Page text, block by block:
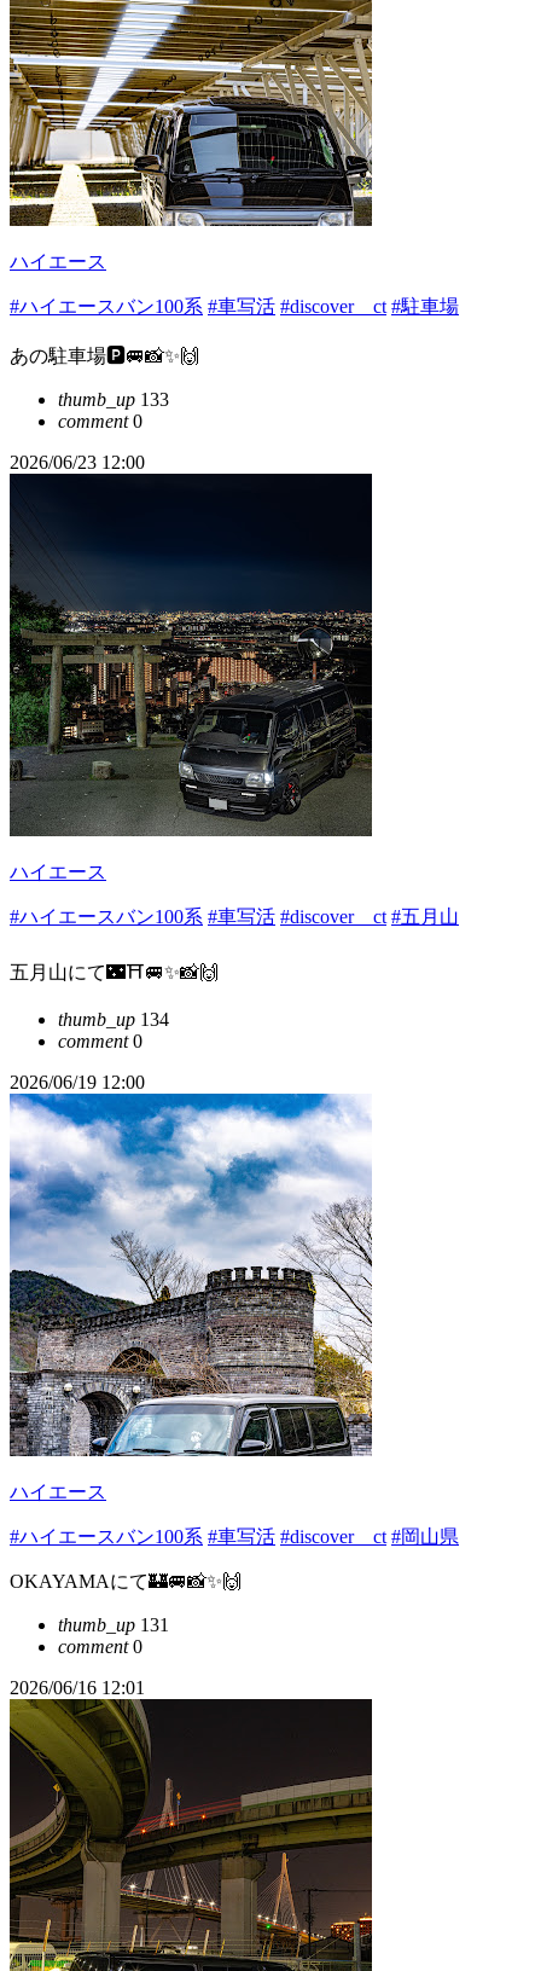
ハイエース
#ハイエースバン100系 #車写活 #discover＿ct #駐車場
あの駐車場🅿️🚐📸✨🙌
thumb_up 133
comment0
2026/06/23 12:00
ハイエース
#ハイエースバン100系 #車写活 #discover＿ct #五月山
五月山にて🌃⛩️🚐✨📸🙌
thumb_up 134
comment0
2026/06/19 12:00
ハイエース
#ハイエースバン100系 #車写活 #discover＿ct #岡山県
OKAYAMAにて🏰🚐📸✨🙌
thumb_up 131
comment0
2026/06/16 12:01